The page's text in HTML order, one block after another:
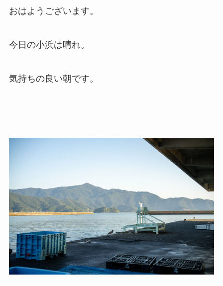
おはようございます。
今日の小浜は晴れ。
気持ちの良い朝です。